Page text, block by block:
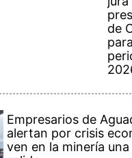
de
Empresarios de
alertan por crisis
ven en la minería